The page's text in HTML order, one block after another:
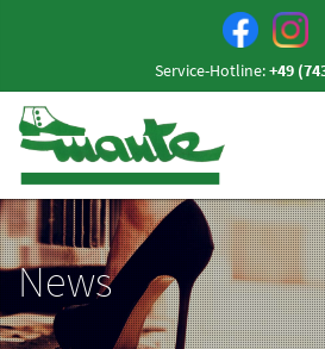
Service-Hotline:+49
News